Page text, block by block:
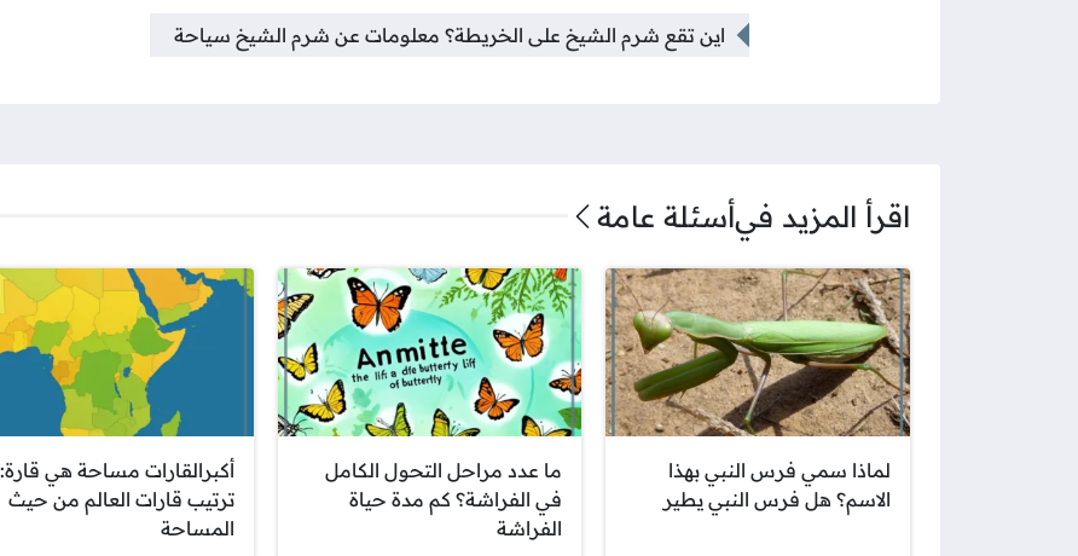
اين تقع شرم الشيخ على الخريطة؟ معلومات عن شرم الشيخ سياحة
اقرأ المزيد فيأسئلة عامة
لماذا سمي فرس النبي بهذا
الاسم؟ هل فرس النبي يطير
ما عدد مراحل التحول الكامل
في الفراشة؟ كم مدة حياة
الفراشة
أكبرالقارات مساحة هي قارة:
ترتيب قارات العالم من حيث
المساحة